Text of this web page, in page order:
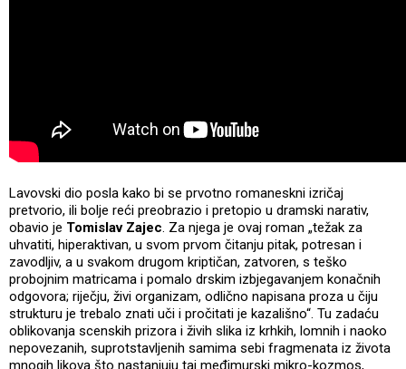
Lavovski dio posla kako bi se prvotno romaneskni izričaj
pretvorio, ili bolje reći preobrazio i pretopio u dramski narativ,
obavio je Tomislav Zajec. Za njega je ovaj roman „težak za
uhvatiti, hiperaktivan, u svom prvom čitanju pitak, potresan i
zavodljiv, a u svakom drugom kriptičan, zatvoren, s teško
probojnim matricama i pomalo drskim izbjegavanjem konačnih
odgovora; riječju, živi organizam, odlično napisana proza u čiju
strukturu je trebalo znati uči i pročitati je kazališno“. Tu zadaću
oblikovanja scenskih prizora i živih slika iz krhkih, lomnih i naoko
nepovezanih, suprotstavljenih samima sebi fragmenata iz života
mnogih likova što nastanjuju taj međimurski mikro-kozmos,